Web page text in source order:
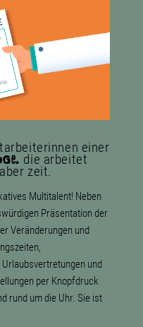
einer
die arbeitet
zeit.
Multitalent! Neben
Präsentation der
Veränderungen und
und
per Knopfdruck
rund um die Uhr. Sie ist